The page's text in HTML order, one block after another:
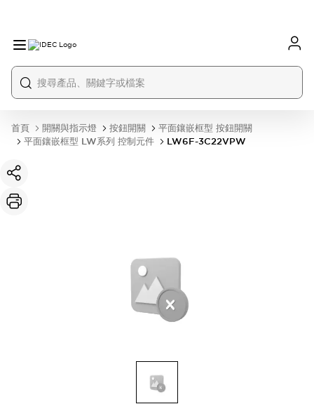
首頁 開關與指示燈 按鈕開關
平面鑲嵌框型 按鈕開關
平面鑲嵌框型 LW系列 控制元件
LW6F-3C22VPW